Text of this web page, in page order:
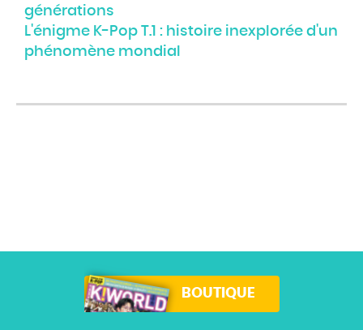
générations
L'énigme K-Pop T.1 : histoire inexplorée d'un
phénomène mondial
BOUTIQUE